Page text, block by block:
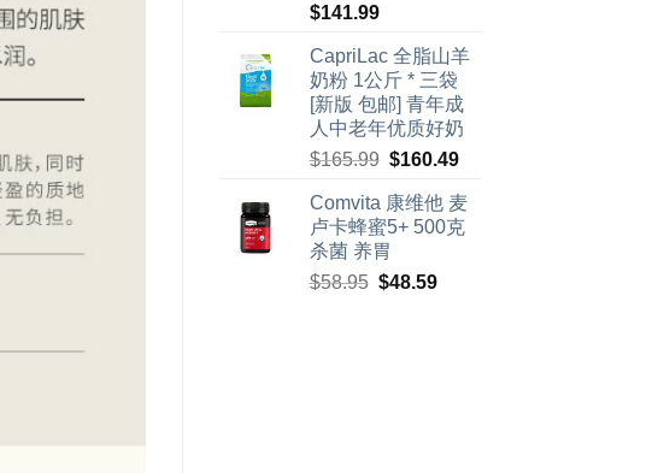
$141.99
CapriLac 全脂山羊
奶粉 1公斤 * 三袋
[新版 包邮] 青年成
人中老年优质好奶
$165.99 原
为：
$165.99。
$160.49当
价
格
Comvita 康维他 麦
卢卡蜂蜜5+ 500克
杀菌 养胃
$58.95 原
$48.59当